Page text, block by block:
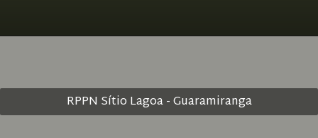
RPPN Sítio Lagoa - Guaramiranga